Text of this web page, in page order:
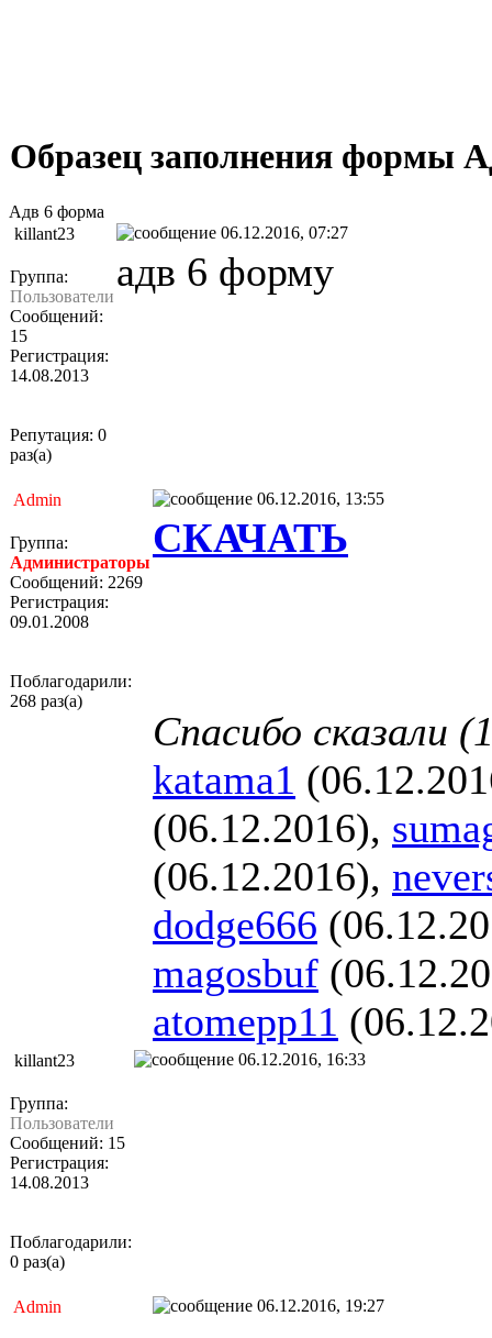
Образец заполнения формы
Адв 6 форма
killant23
06.12.2016, 07:27
Группа:
Пользователи
Сообщений:
15
Регистрация:
14.08.2013
Репутация: 0
раз(а)
адв 6 форму
Admin 06.12.2016, 13:55
Группа:
Администраторы
Сообщений: 2269
Регистрация:
09.01.2008
Поблагодарили:
268 раз(а)
СКАЧАТЬ
Спасибо сказали
katama1
(06.12.2016),
(06.12.2016),
dodge666
magosbuf
atomepp11
killant23 06.12.2016, 16:33
Группа:
Пользователи
Сообщений: 15
Регистрация:
14.08.2013
Поблагодарили:
0 раз(а)
Admin 06.12.2016, 19:27